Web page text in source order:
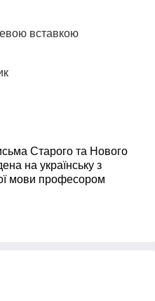
вставкою
Старого та Нового
на українську з
мови професором